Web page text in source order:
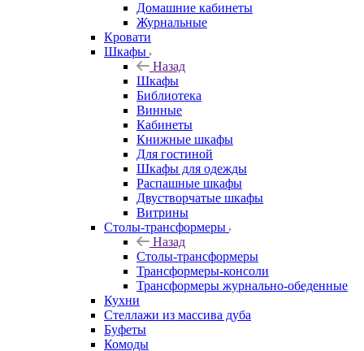
Домашние кабинеты
Журнальные
Кровати
Шкафы
Назад
Шкафы
Библиотека
Винные
Кабинеты
Книжные шкафы
Для гостиной
Шкафы для одежды
Распашные шкафы
Двустворчатые шкафы
Витрины
Столы-трансформеры
Назад
Столы-трансформеры
Трансформеры-консоли
Трансформеры журнально-обеденные
Кухни
Стеллажи из массива дуба
Буфеты
Комоды